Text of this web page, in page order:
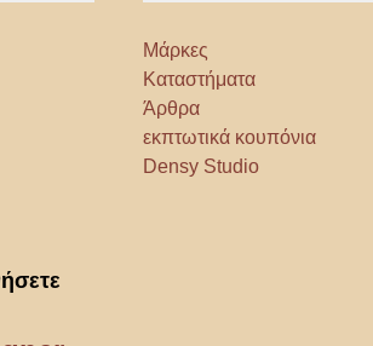
Μάρκες
Καταστήματα
Άρθρα
εκπτωτικά κουπόνια
Densy Studio